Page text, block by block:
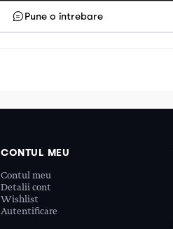
Pune o întrebare
CONTUL MEU
Contul meu
Detalii cont
Wishlist
Autentificare